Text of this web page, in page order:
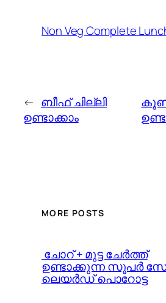
Non Veg Complete
← ബീഫ് ചില്ലി
ഉണ്ടാക്കാം
കൂണ്‍
MORE POSTS
️ ചോറ് + മുട്ട ചേർത്ത്
ഉണ്ടാക്കുന്ന സൂപർ
ലെയർഡ് പൊറോട്ട